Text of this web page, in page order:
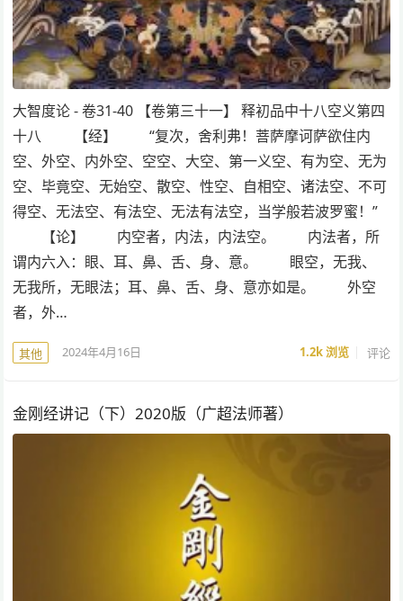
大智度论 - 卷31-40 【卷第三十一】 释初品中十八空义第四
十八 【经】 “复次，舍利弗！菩萨摩诃萨欲住内
空、外空、内外空、空空、大空、第一义空、有为空、无为
空、毕竟空、无始空、散空、性空、自相空、诸法空、不可
得空、无法空、有法空、无法有法空，当学般若波罗蜜！”
【论】 内空者，内法，内法空。 内法者，所
谓内六入：眼、耳、鼻、舌、身、意。 眼空，无我、
无我所，无眼法；耳、鼻、舌、身、意亦如是。 外空
者，外…
其他 2024年4月16日 1.2k浏览 评论
金刚经讲记（下）2020版（广超法师著）